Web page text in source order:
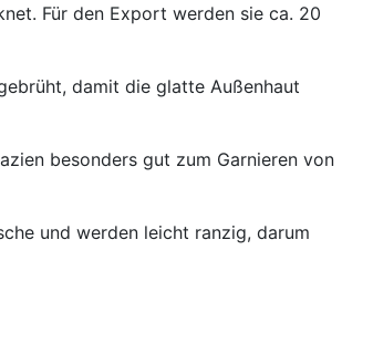
Für den Export werden sie ca. 20
damit die glatte Außenhaut
besonders gut zum Garnieren von
und werden leicht ranzig, darum